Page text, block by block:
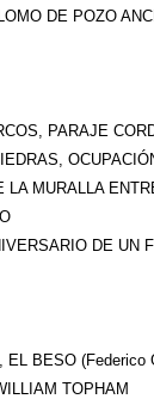
DE POZO
PARAJE
LA MURALLA
DE UN
EL BESO (Federico
TOPHAM